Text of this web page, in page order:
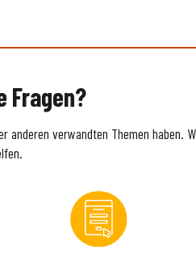
Fragen?
anderen verwandten Themen haben.